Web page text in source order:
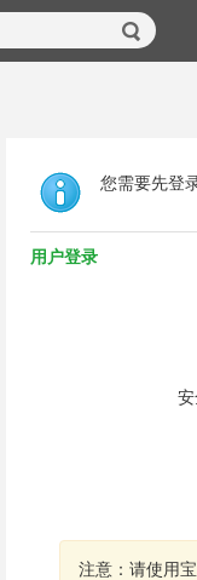
您需要先登
用户登录
注意：请使用